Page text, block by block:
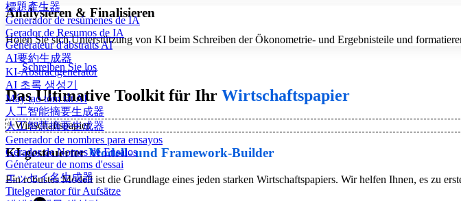
標題產生器
Generador de resúmenes de IA
Gerador de Resumos de IA
Générateur d'abstraits AI
AI要約生成器
KI-Abstractgenerator
AI 초록 생성기
Máy tạo tóm tắt AI
人工智能摘要生成器
人工智慧摘要生成器
Generador de nombres para ensayos
Gerador de Nomes de Ensaios
Générateur de noms d'essai
エッセイ名生成器
Titelgenerator für Aufsätze
Analysieren & Finalisieren
Holen Sie sich Unterstützung von KI beim Schreiben der Ökonometrie- und Ergebnisteile und
Schreiben Sie los
Das Ultimative Toolkit für Ihr Wirtschaftspapier
✨Wirtschaftspapier
KI-gesteuerterModell- und Framework-Builder
Ein robustes Modell ist die Grundlage eines jeden starken Wirtschaftspapiers. Wir helfen Ihnen, es zu